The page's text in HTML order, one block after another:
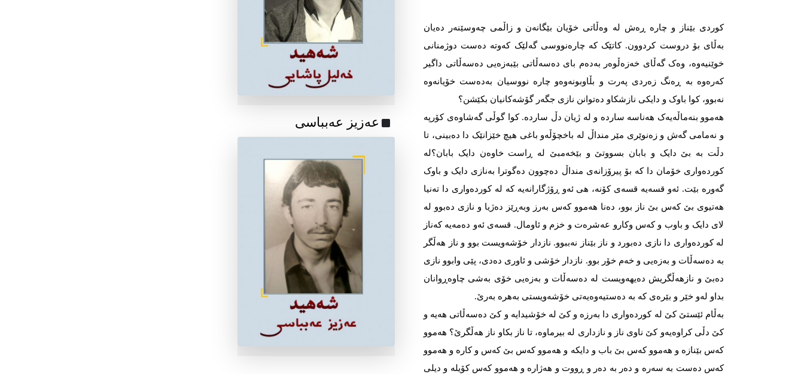
کوردی بێناز و چارە ڕەش لە وەڵاتی خۆیان بێگانەن و زاڵمی چەوسێنەر دەیان
بەڵای بۆ دروست کردوون. کاتێک کە چارەنووسی گەلێک کەوتە دەست دوژمنانی
خوێنیەوە، وەک گەڵای خەزەڵوەر بەدەم بای دەسەڵاتی بێبەزەیی دەسەڵاتی داگیر
کەرەوە بە ڕەنگ زەردی پەرت و بڵاوبونەوەو چارە نووسیان بەدەست خۆیانەوە
نەبوو، کوا باوک و دایکی نازشکاو دەتوانن نازی جگەر گۆشەکانیان بکێشن؟
هەموو بنەماڵەیەک هەناسە ساردە و لە ژیان دڵ ساردە. کوا گوڵی گەشاوەی کۆرپە
و نەمامی گەش و زەنوێری مێر منداڵ لە باخچۆڵەو باغی هیچ خێزانێک دا دەبینی، تا
دڵت بە بێ دایک و بابان بسووتێ و بێخەمبێ لە ڕاست خاوەن دایک بابان؟لە
کوردەواری خۆمان دا کە بۆ پیرۆزانەی منداڵ دەچوون دەگوترا بەنازی دایک و باوک
گەورە بێت. ئەو قسەیە قسەی کۆنە، هی ئەو ڕۆژگارانەیە کە لە کوردەواری دا تەنیا
هەتیوی بێ کەس بێ ناز بوو، دەنا هەموو کەس بەرز وبەڕێز دەژیا و نازی دەبوو لە
لای دایک و باوب و کەس وکارو عەشرەت و خزم و ئاومال. قسەی ئەو دەمەیە کەناز
لە کوردەواری دا نازی دەبورد و ناز بێناز نەببوو. نازدار خۆشەویست بوو و ناز هەڵگر
بە دەسەڵات و بەزەیی و خەم خۆر بوو. نازدار خۆشی و ئاوری دەدی، پێی وابوو نازی
دەبێ و نازهەڵگریش دەیهەویست لە دەسەڵات و بەزەیی خۆی بەشی چاوەڕوانان
بداو لەو خێر و بێرەی کە بە دەستیەوەیەتی خۆشەویستی بەهرە بەرێ.
بەڵام ئێستێ کێ لە کوردەواری دا بەرزە و کێ لە خۆشیدایە و کێ دەسەڵاتی هەیە و
کێ دڵی کراوەیەو کێ ناوی ناز و نازداری لە بیرماوە، تا ناز بکاو ناز هەڵگرێ؟ هەموو
کەس بێنازە و هەموو کەس بێ باب و دایکە و هەموو کەس بێ کەس و کارە و هەموو
کەس دەست بە سەرە و دەر بە دەر و ڕووت و هەژارە و هەموو کەس کۆیلە و دیلی
عه‌زیز عه‌بباسی